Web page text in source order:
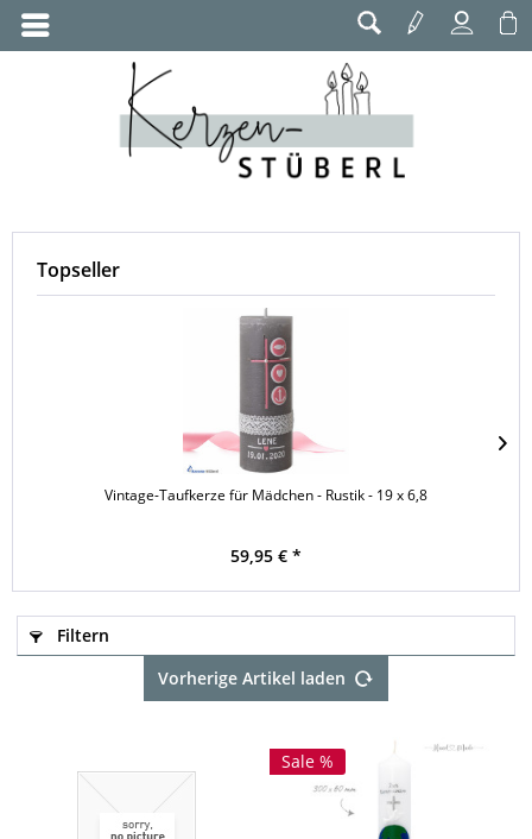
Topseller
Vintage-Taufkerze für Mädchen - Rustik - 19 x 6,8
59,95 € *
Filtern
Vorherige Artikel laden
Sale %